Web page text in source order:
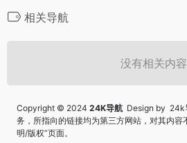
相关导航
没有相关内
Copyright © 2024 24K导航 Design by 24k
务，所指向的链接均为第三方网站，对其内容
明/版权”页面。